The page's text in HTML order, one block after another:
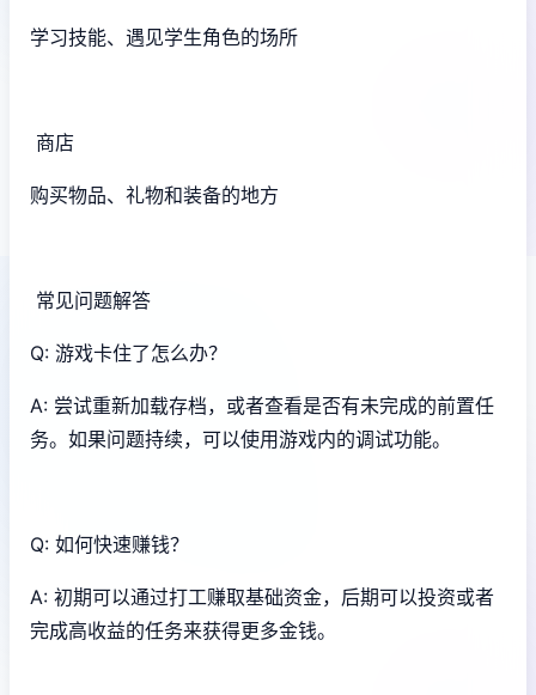
学习技能、遇见学生角色的场所
商店
购买物品、礼物和装备的地方
常见问题解答
Q: 游戏卡住了怎么办？
A: 尝试重新加载存档，或者查看是否有未完成的前置任
务。如果问题持续，可以使用游戏内的调试功能。
Q: 如何快速赚钱？
A: 初期可以通过打工赚取基础资金，后期可以投资或者
完成高收益的任务来获得更多金钱。